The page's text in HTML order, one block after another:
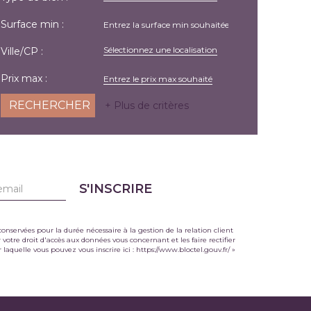
Surface min :
Ville/CP : Sélectionnez une localisation
Prix max :
+ Plus de critères
S'INSCRIRE
pour la durée nécessaire à la gestion de la relation client
droit d'accès aux données vous concernant et les faire rectifier
vous pouvez vous inscrire ici : https://www.bloctel.gouv.fr/»